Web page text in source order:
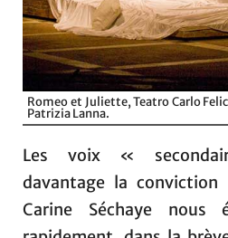
Romeo et Juliette, Teatro Carlo
Patrizia Lanna.
Les voix «
davantage la
Carine Séchaye nous